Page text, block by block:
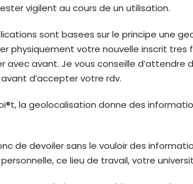
vigilent au cours de un utilisation.
sont basees sur le principe une
physiquement votre nouvelle inscrit
avec avant. Je vous conseille d’attendre
d’accepter votre rdv.
la geolocalisation donne des
de devoiler sans le vouloir des
ce lieu de travail, votre